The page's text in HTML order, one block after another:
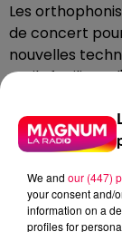
Les
de concert
nouvelles
outils facilitent
ainsi qu'à de
We and our (447)
your consent and/
information on a
profiles for